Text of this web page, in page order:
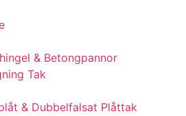
& Betongpannor
Tak
& Dubbelfalsat Plåttak